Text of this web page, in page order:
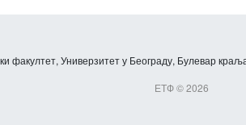
факултет, Универзитет у Београду, Булевар
ЕТФ © 2026